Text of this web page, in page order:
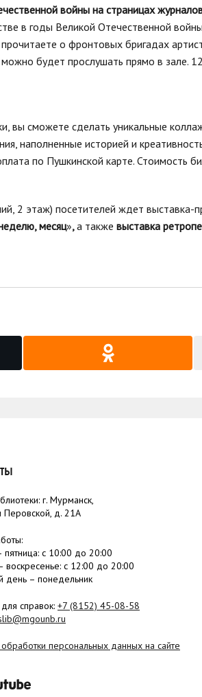
войны на страницах
в годы Великой Отечественной
о фронтовых бригадах
будет прослушать прямо в зале.
вы сможете сделать уникальные
наполненные историей и
по Пушкинской карте. Стоимость
2 этаж) посетителей ждет выставка-
месяц»,а также выставка
г. Мурманск,
Перовской, д. 21А
пятница: с 10:00 до 20:00
воскресенье: c 12:00 до 20:00
день – понедельник
справок: +7 (8152) 45-08-58
персональных данных на сайте